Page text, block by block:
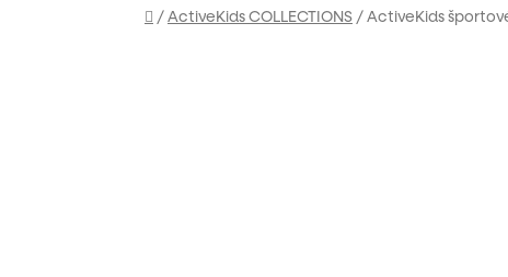
Domov
/ActiveKids COLLECTIONS/ActiveKids